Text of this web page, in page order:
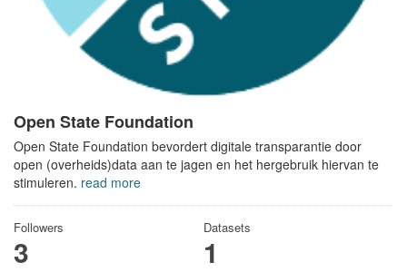
Open State Foundation
Open State Foundation bevordert digitale transparantie door
open (overheids)data aan te jagen en het hergebruik hiervan te
stimuleren. read more
Followers
3
Datasets
1